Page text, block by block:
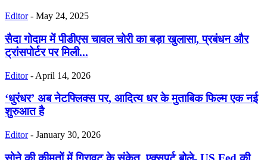
Editor - May 24, 2025
सैदा गोदाम में पीडीएस चावल चोरी का बड़ा खुलासा, प्रबंधन और
ट्रांसपोर्टर पर मिली...
Editor - April 14, 2026
‘धुरंधर’ अब नेटफ्लिक्स पर, आदित्य धर के मुताबिक फिल्म एक नई
शुरुआत है
Editor - January 30, 2026